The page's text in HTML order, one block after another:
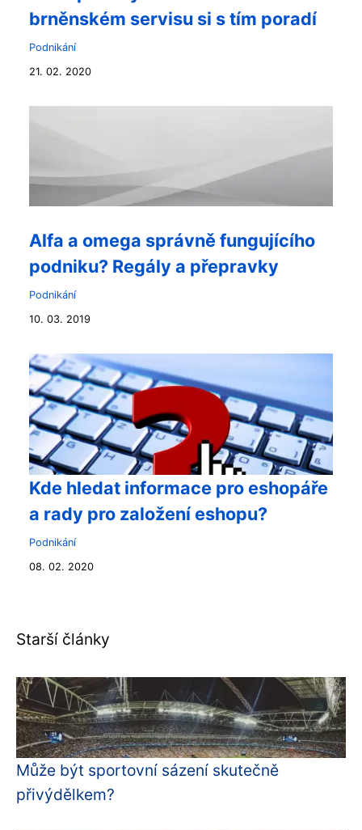
brněnském servisu si s tím poradí
Podnikání
21. 02. 2020
Alfa a omega správně fungujícího
podniku? Regály a přepravky
Podnikání
10. 03. 2019
Kde hledat informace pro eshopáře
a rady pro založení eshopu?
Podnikání
08. 02. 2020
Starší články
Může být sportovní sázení skutečně
přivýdělkem?